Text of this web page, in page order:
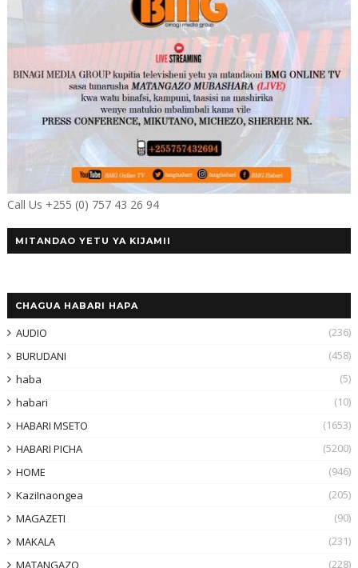
Call Us +255 (0) 757 43 26 94
MITANDAO YETU YA KIJAMII
CHAGUA HABARI HAPA
AUDIO
(236)
BURUDANI
(458)
haba
(5)
habari
(10)
HABARI MSETO
(1653)
HABARI PICHA
(5200)
HOME
(946)
KaziInaongea
(205)
MAGAZETI
(90)
MAKALA
(231)
MATANGAZO
(228)